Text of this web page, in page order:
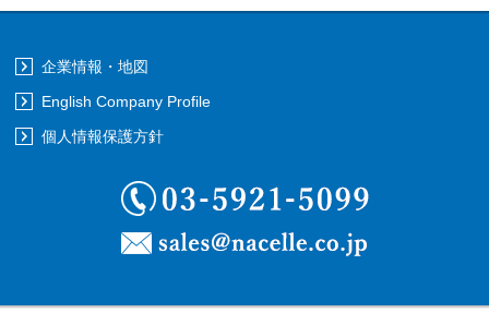
企業情報・地図
English Company Profile
個人情報保護方針